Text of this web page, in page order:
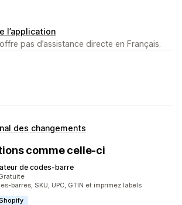
l’application
pas d’assistance directe en Français.
des changements
comme celle-ci
de codes‑barre
5
barres, SKU, UPC, GTIN et imprimez labels